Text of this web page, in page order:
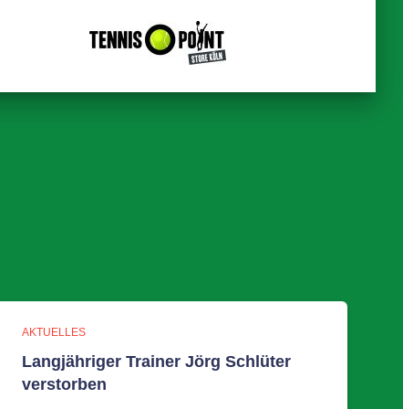
AKTUELLES
Langjähriger Trainer Jörg Schlüter
verstorben